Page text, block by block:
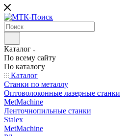
Каталог
По всему сайту
По каталогу
Каталог
Станки по металлу
Оптоволоконные лазерные станки
MetMachine
Ленточнопильные станки
Stalex
MetMachine